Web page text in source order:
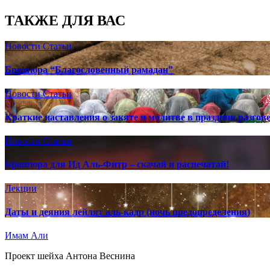
ТАКЖЕ ДЛЯ ВАС
НовостиСтатьи
Брошюра “Благословенный рамадан”
НовостиСтатьи
Краткие наставления о закяте и молитве в праздник
Новости Статьи
Брошюра для Ид Аль-Фитр – скачай и распечатай!
Лекции
Даты и деяния лейлят аль-кадр (ночь предопределения)
Имам Али
Проект шейха Антона Веснина